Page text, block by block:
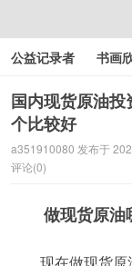
公益记录者 书画
好人好事 感人资
国内现货原油
个比较好
a351910080 发布于
评论(0)
做现货原油